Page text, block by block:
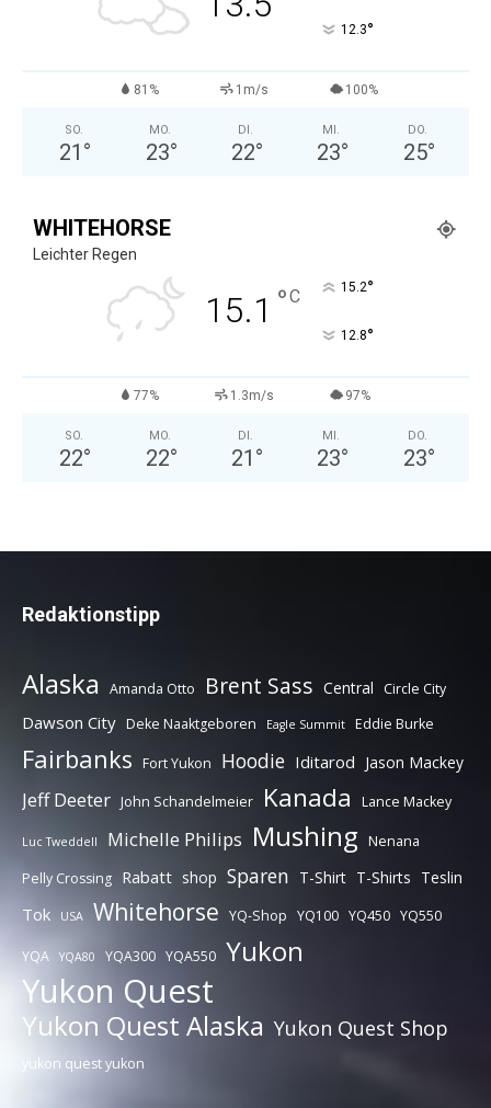
12.3°
81% 1m/s 100%
SO.
21 °
MO.
23°
DI.
22°
MI.
23°
DO.
25°
WHITEHORSE
Leichter Regen
15.1 °C 15.2°
12.8°
77% 1.3m/s 97%
SO.
22°
MO.
22°
DI.
21 °
MI.
23°
DO.
23°
Redaktionstipp
Alaska Amanda Otto Brent Sass Central Circle City
Dawson City Deke Naaktgeboren Eagle Summit Eddie Burke
Fairbanks Fort Yukon Hoodie Iditarod Jason Mackey
Jeff Deeter John Schandelmeier Kanada Lance Mackey
Luc Tweddell Michelle Philips Mushing Nenana
Pelly Crossing Rabatt shop Sparen T-Shirt T-Shirts Teslin
Tok USA Whitehorse YQ-Shop YQ100 YQ450 YQ550
YQA YQA80 YQA300 YQA550 Yukon
Yukon Quest
Yukon Quest Alaska Yukon Quest Shop
yukon quest yukon